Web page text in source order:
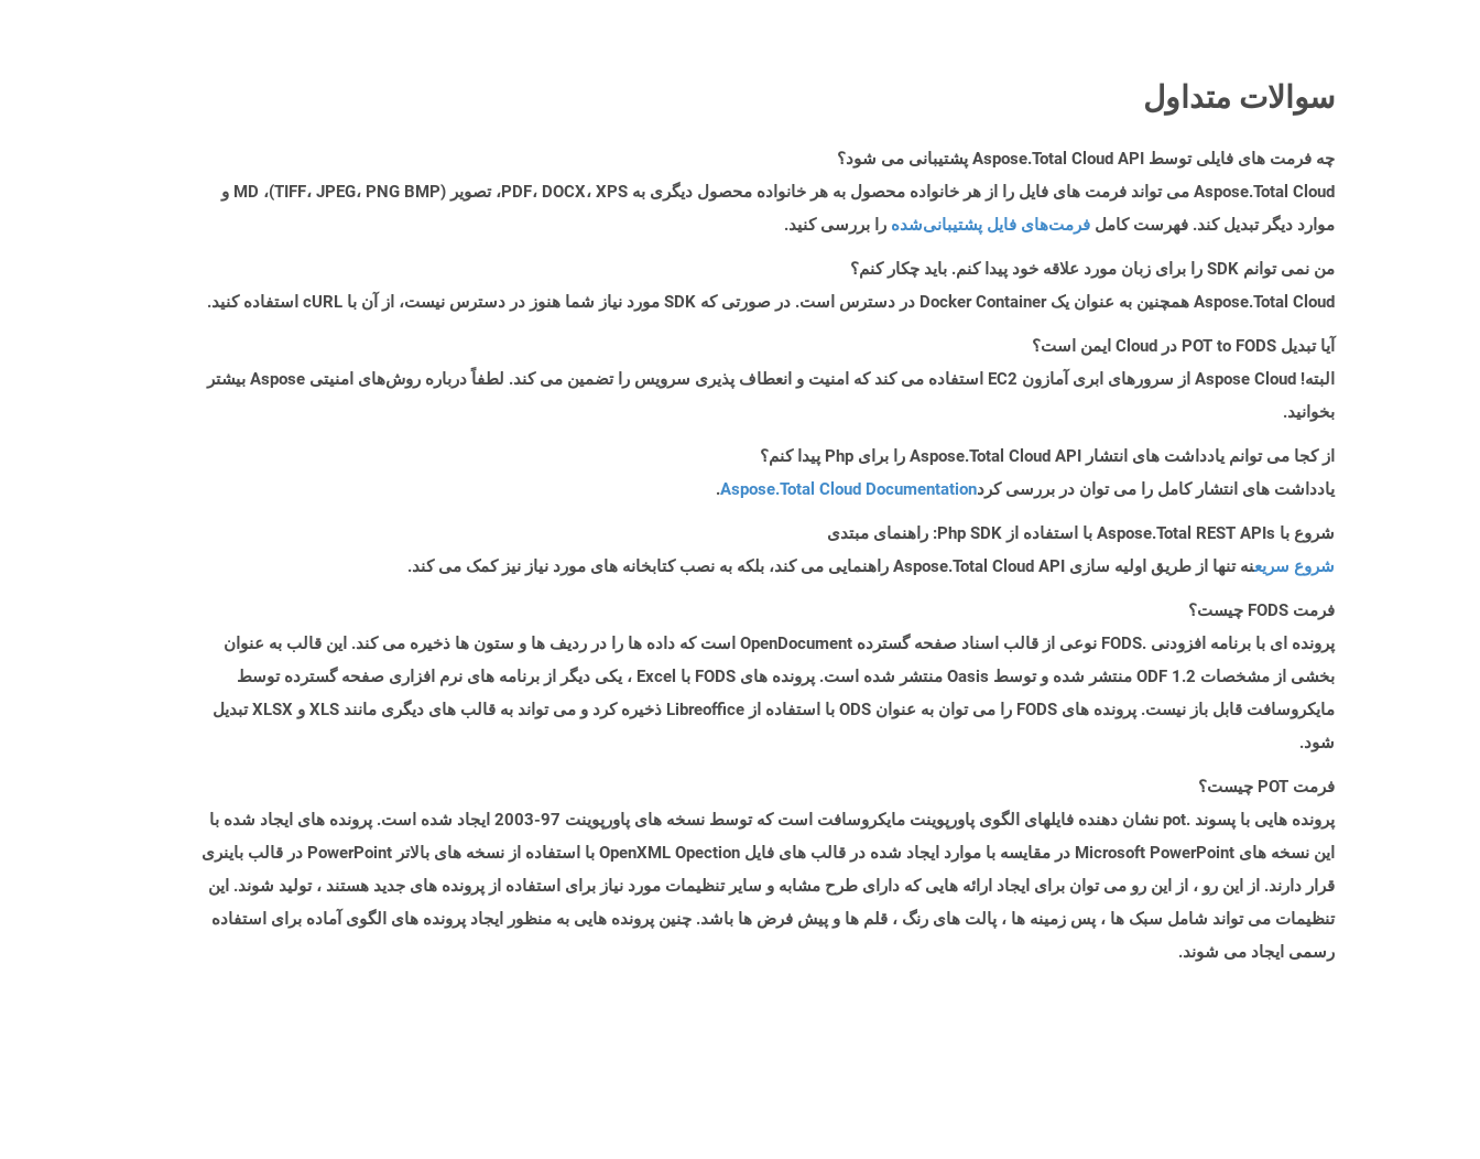
سوالات متداول
چه فرمت های فایلی توسط Aspose.Total Cloud API پشتیبانی می شود؟
Aspose.Total Cloud می تواند فرمت های فایل را از هر خانواده محصول به هر خانواده محصول دیگری به PDF، DOCX، XPS، تصویر (TIFF، JPEG، PNG BMP)، MD و
موارد دیگر تبدیل کند. فهرست کامل فرمت‌های فایل پشتیبانی‌شده را بررسی کنید.
من نمی توانم SDK را برای زبان مورد علاقه خود پیدا کنم. باید چکار کنم؟
Aspose.Total Cloud همچنین به عنوان یک Docker Container در دسترس است. در صورتی که SDK مورد نیاز شما هنوز در دسترس نیست، از آن با cURL استفاده کنید.
آیا تبدیل POT to FODS در Cloud ایمن است؟
البته! Aspose Cloud از سرورهای ابری آمازون EC2 استفاده می کند که امنیت و انعطاف پذیری سرویس را تضمین می کند. لطفاً درباره روش‌های امنیتی Aspose بیشتر
بخوانید.
از کجا می توانم یادداشت های انتشار Aspose.Total Cloud API را برای Php پیدا کنم؟
یادداشت های انتشار کامل را می توان در بررسی کردAspose.Total Cloud Documentation
.
شروع با Aspose.Total REST APIs با استفاده از Php SDK: راهنمای مبتدی
شروع سریعنه تنها از طریق اولیه سازی Aspose.Total Cloud API راهنمایی می کند، بلکه به نصب کتابخانه های مورد نیاز نیز کمک می کند.
فرمت FODS چیست؟
پرونده ای با برنامه افزودنی .FODS نوعی از قالب اسناد صفحه گسترده OpenDocument است که داده ها را در ردیف ها و ستون ها ذخیره می کند. این قالب به عنوان
بخشی از مشخصات ODF 1.2 منتشر شده و توسط Oasis منتشر شده است. پرونده های FODS با Excel ، یکی دیگر از برنامه های نرم افزاری صفحه گسترده توسط
مایکروسافت قابل باز نیست. پرونده های FODS را می توان به عنوان ODS با استفاده از Libreoffice ذخیره کرد و می تواند به قالب های دیگری مانند XLS و XLSX تبدیل
شود.
فرمت POT چیست؟
پرونده هایی با پسوند .pot نشان دهنده فایلهای الگوی پاورپوینت مایکروسافت است که توسط نسخه های پاورپوینت 97-2003 ایجاد شده است. پرونده های ایجاد شده با
این نسخه های Microsoft PowerPoint در مقایسه با موارد ایجاد شده در قالب های فایل OpenXML Opection با استفاده از نسخه های بالاتر PowerPoint در قالب باینری
قرار دارند. از این رو ، از این رو می توان برای ایجاد ارائه هایی که دارای طرح مشابه و سایر تنظیمات مورد نیاز برای استفاده از پرونده های جدید هستند ، تولید شوند. این
تنظیمات می تواند شامل سبک ها ، پس زمینه ها ، پالت های رنگ ، قلم ها و پیش فرض ها باشد. چنین پرونده هایی به منظور ایجاد پرونده های الگوی آماده برای استفاده
رسمی ایجاد می شوند.